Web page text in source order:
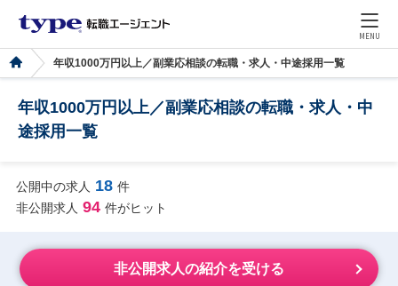
MENU
年収1000万円以上／副業応相談の転職・求人・中途採用一覧
年収1000万円以上／副業応相談の転職・求人・中
途採用一覧
公開中の求人 18 件
非公開求人 94 件がヒット
非公開求人の紹介を受ける